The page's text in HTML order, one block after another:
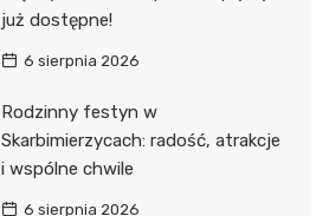
już dostępne!
6 sierpnia 2026
Rodzinny festyn w
Skarbimierzycach: radość, atrakcje
i wspólne chwile
6 sierpnia 2026